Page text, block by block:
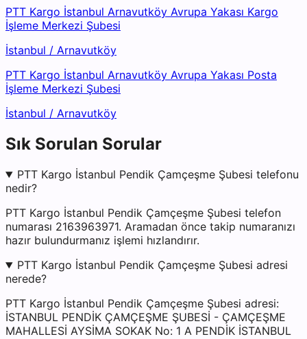
PTT Kargo İstanbul Arnavutköy Avrupa Yakası Kargo
İşleme Merkezi Şubesi
İstanbul / Arnavutköy
PTT Kargo İstanbul Arnavutköy Avrupa Yakası Posta
İşleme Merkezi Şubesi
İstanbul / Arnavutköy
Sık Sorulan Sorular
PTT Kargo İstanbul Pendik Çamçeşme Şubesi telefonu
nedir?
PTT Kargo İstanbul Pendik Çamçeşme Şubesi telefon
numarası 2163963971. Aramadan önce takip numaranızı
hazır bulundurmanız işlemi hızlandırır.
PTT Kargo İstanbul Pendik Çamçeşme Şubesi adresi
nerede?
PTT Kargo İstanbul Pendik Çamçeşme Şubesi adresi:
İSTANBUL PENDİK ÇAMÇEŞME ŞUBESİ - ÇAMÇEŞME
MAHALLESİ AYSİMA SOKAK No: 1 A PENDİK İSTANBUL